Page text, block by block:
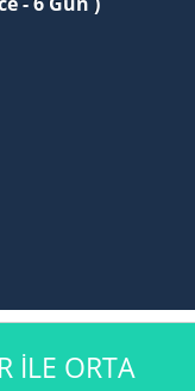
İLE ORTA